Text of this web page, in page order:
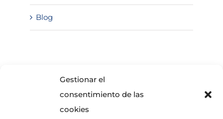
Gestionar el
consentimiento de las
cookies
Blog